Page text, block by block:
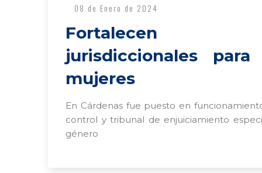
08 de Enero de 2024
Fortalecen
jurisdiccionales
mujeres
En Cárdenas fue puesto en
control y tribunal de enjuiciamiento
género